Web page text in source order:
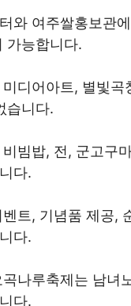
와 여주쌀홍보관
가능합니다.
미디어아트, 별빛
습니다.
비빔밥, 전, 군고구
다.
트, 기념품 제공,
다.
곡나루축제는 남녀
다.